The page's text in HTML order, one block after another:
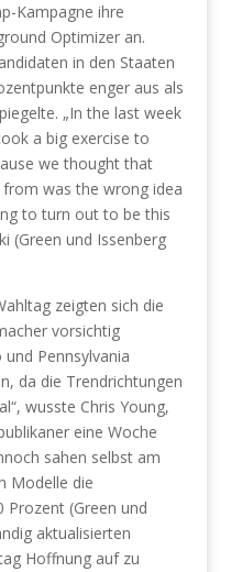
Kampagne ihre
Optimizer an.
in den Staaten
enger aus als
„In the last week
a big exercise to
we thought that
was the wrong idea
to turn out to be this
(Green und Issenberg
zeigten sich die
vorsichtig
Pennsylvania
da die Trendrichtungen
wusste Chris Young,
eine Woche
sahen selbst am
Modelle die
Prozent (Green und
aktualisierten
Hoffnung auf zu